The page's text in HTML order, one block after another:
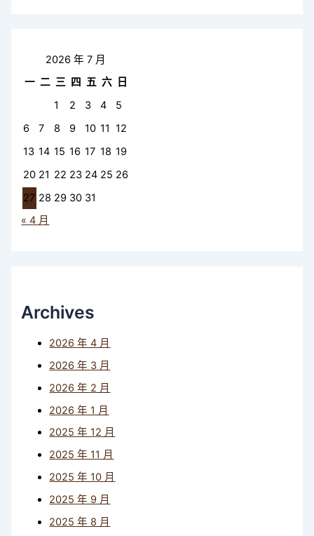
2026 年 7 月
一 二 三 四 五 六
日
1
2 3 4
5
6
7 8 9 10 11 12
13 14 15 16 17 18 19
20 21 22 23 24 25 26
27 28 29 30 31
« 4 月
Archives
2026 年 4 月
2026 年 3 月
2026 年 2 月
2026 年 1 月
2025 年 12 月
2025 年 11 月
2025 年 10 月
2025 年 9 月
2025 年 8 月